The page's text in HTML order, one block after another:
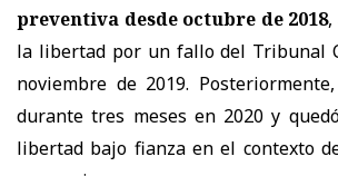
preventiva desde octubre de 2018,
la libertad por un fallo del Tribunal
noviembre de 2019.
durante tres meses en 2020 y
libertad bajo fianza en el contexto